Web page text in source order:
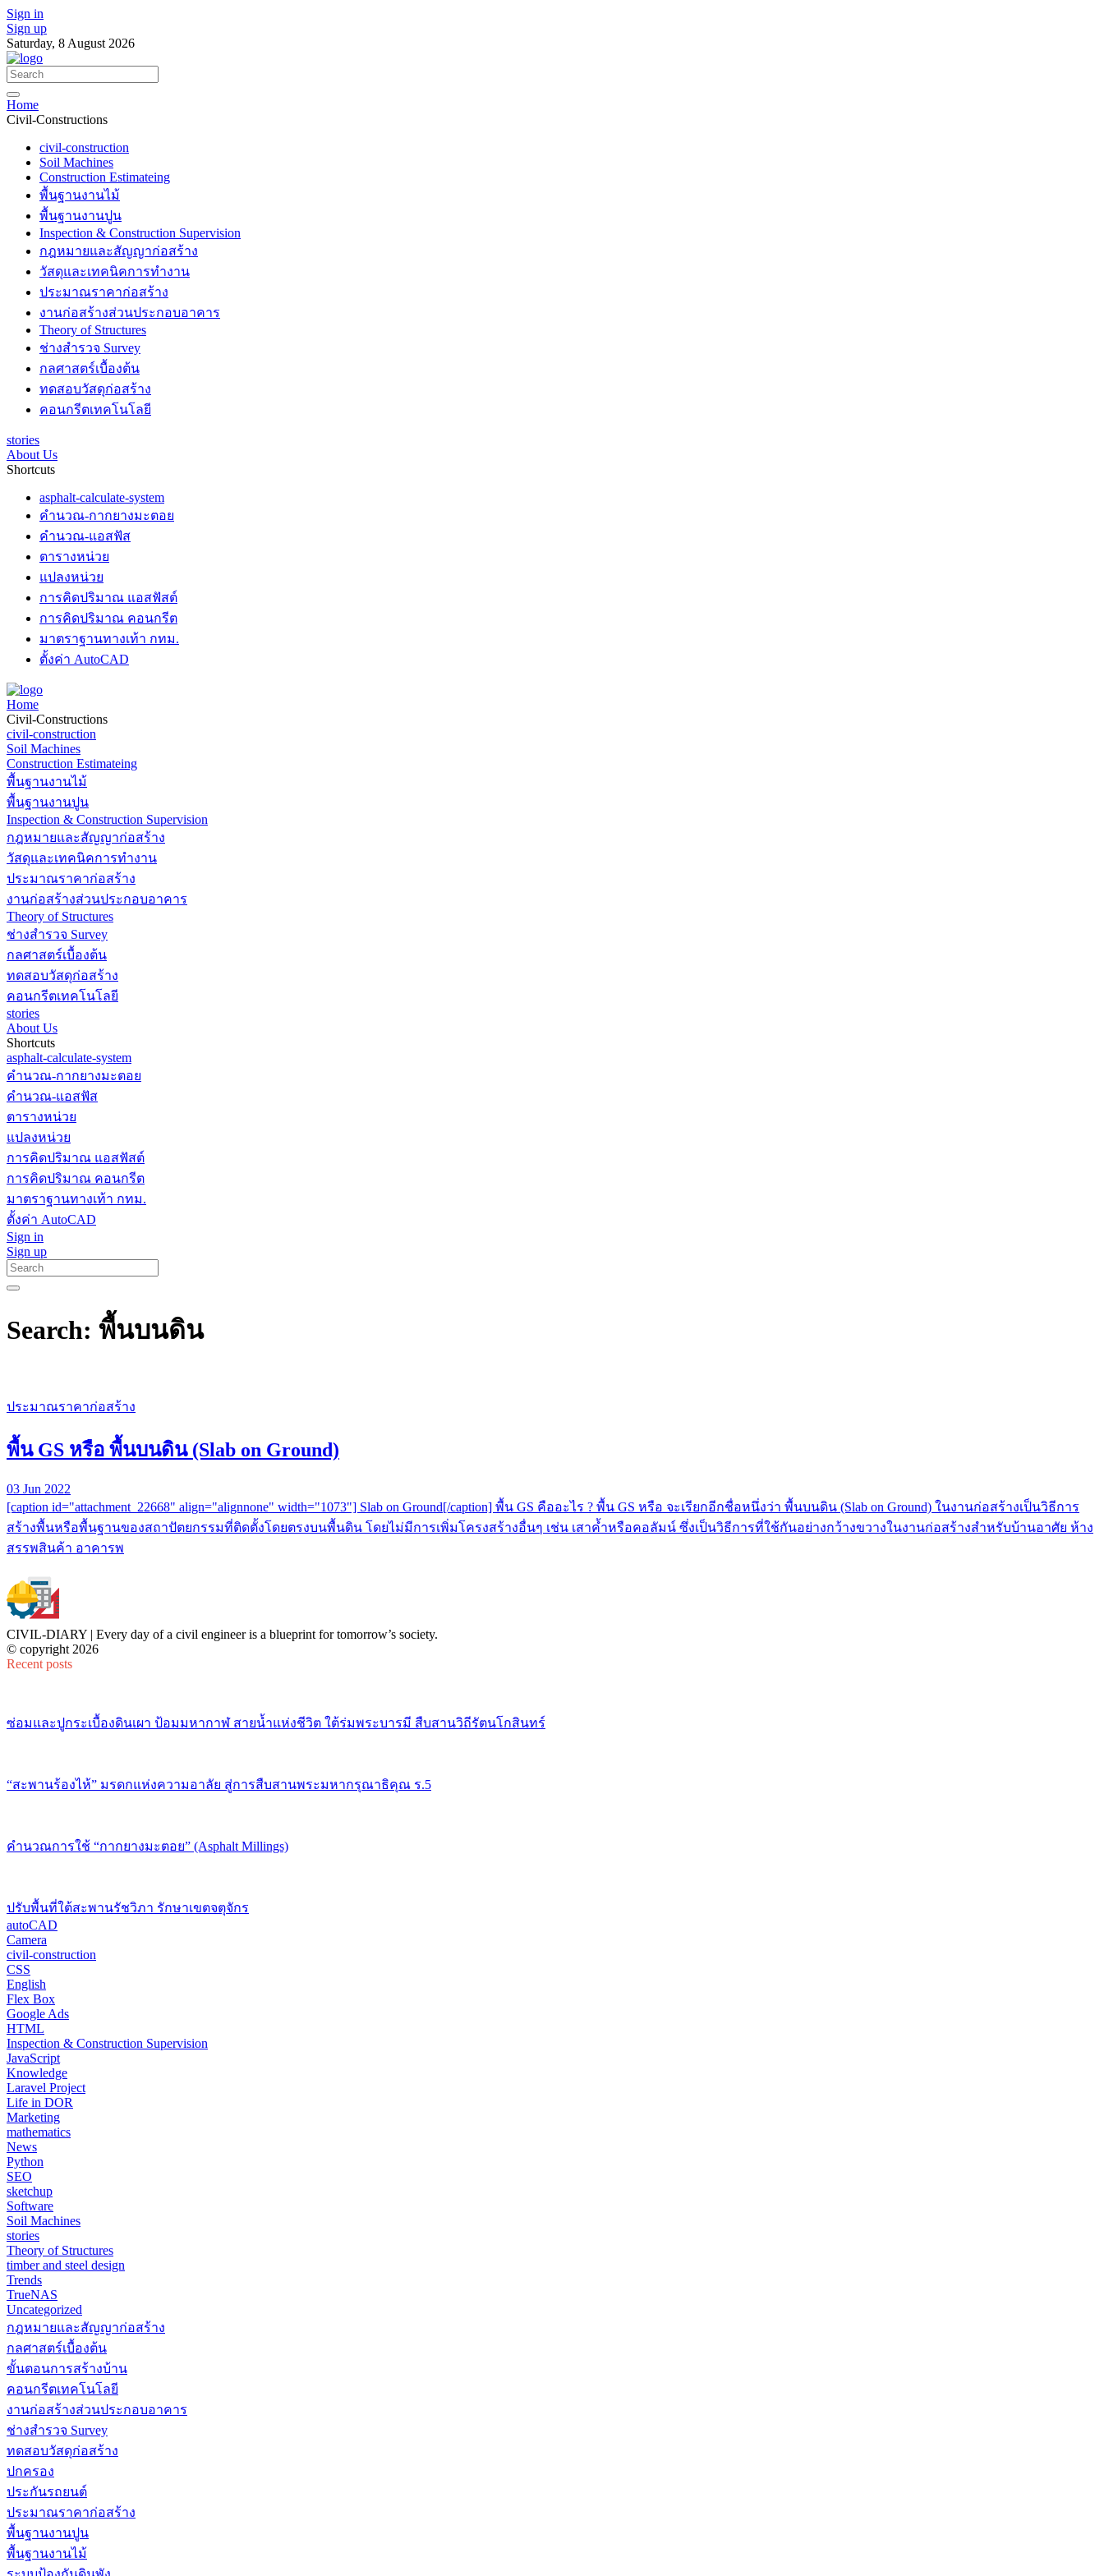
Sign in
Sign up
Saturday, 8 August 2026
Home
Civil-Constructions
civil-construction
Soil Machines
Construction Estimateing
พื้นฐานงานไม้
พื้นฐานงานปูน
Inspection & Construction Supervision
กฎหมายและสัญญาก่อสร้าง
วัสดุและเทคนิคการทำงาน
ประมาณราคาก่อสร้าง
งานก่อสร้างส่วนประกอบอาคาร
Theory of Structures
ช่างสำรวจ Survey
กลศาสตร์เบื้องต้น
ทดสอบวัสดุก่อสร้าง
คอนกรีตเทคโนโลยี
stories
About Us
Shortcuts
asphalt-calculate-system
คำนวณ-กากยางมะตอย
คำนวณ-แอสฟัส
ตารางหน่วย
แปลงหน่วย
การคิดปริมาณ แอสฟัสต์
การคิดปริมาณ คอนกรีต
มาตราฐานทางเท้า กทม.
ตั้งค่า AutoCAD
Home
Civil-Constructions
civil-construction
Soil Machines
Construction Estimateing
พื้นฐานงานไม้
พื้นฐานงานปูน
Inspection & Construction Supervision
กฎหมายและสัญญาก่อสร้าง
วัสดุและเทคนิคการทำงาน
ประมาณราคาก่อสร้าง
งานก่อสร้างส่วนประกอบอาคาร
Theory of Structures
ช่างสำรวจ Survey
กลศาสตร์เบื้องต้น
ทดสอบวัสดุก่อสร้าง
คอนกรีตเทคโนโลยี
stories
About Us
Shortcuts
asphalt-calculate-system
คำนวณ-กากยางมะตอย
คำนวณ-แอสฟัส
ตารางหน่วย
แปลงหน่วย
การคิดปริมาณ แอสฟัสต์
การคิดปริมาณ คอนกรีต
มาตราฐานทางเท้า กทม.
ตั้งค่า AutoCAD
Sign in
Sign up
Search: พื้นบนดิน
ประมาณราคาก่อสร้าง
พื้น GS หรือ พื้นบนดิน (Slab on Ground)
03 Jun 2022
[caption id="attachment_22668" align="alignnone" width="1073"] Slab on Ground[/caption] พื้น GS คืออะไร ? พื้น GS หรือ จะเรียกอีกชื่อหนึ่งว่า พื้นบนดิน (Slab on Ground) ในงานก่อสร้างเป็นวิธีการ
สร้างพื้นหรือพื้นฐานของสถาปัตยกรรมที่ติดตั้งโดยตรงบนพื้นดิน โดยไม่มีการเพิ่มโครงสร้างอื่นๆ เช่น เสาค้ำหรือคอลัมน์ ซึ่งเป็นวิธีการที่ใช้กันอย่างกว้างขวางในงานก่อสร้างสำหรับบ้านอาศัย ห้าง
สรรพสินค้า อาคารพ
CIVIL-DIARY | Every day of a civil engineer is a blueprint for tomorrow’s society.
© copyright 2026
Recent posts
ซ่อมและปูกระเบื้องดินเผา ป้อมมหากาฬ สายน้ำแห่งชีวิต ใต้ร่มพระบารมี สืบสานวิถีรัตนโกสินทร์
“สะพานร้องไห้” มรดกแห่งความอาลัย สู่การสืบสานพระมหากรุณาธิคุณ ร.5
คำนวณการใช้ “กากยางมะตอย” (Asphalt Millings)
ปรับพื้นที่ใต้สะพานรัชวิภา รักษาเขตจตุจักร
autoCAD
Camera
civil-construction
CSS
English
Flex Box
Google Ads
HTML
Inspection & Construction Supervision
JavaScript
Knowledge
Laravel Project
Life in DOR
Marketing
mathematics
News
Python
SEO
sketchup
Software
Soil Machines
stories
Theory of Structures
timber and steel design
Trends
TrueNAS
Uncategorized
กฎหมายและสัญญาก่อสร้าง
กลศาสตร์เบื้องต้น
ขั้นตอนการสร้างบ้าน
คอนกรีตเทคโนโลยี
งานก่อสร้างส่วนประกอบอาคาร
ช่างสำรวจ Survey
ทดสอบวัสดุก่อสร้าง
ปกครอง
ประกันรถยนต์
ประมาณราคาก่อสร้าง
พื้นฐานงานปูน
พื้นฐานงานไม้